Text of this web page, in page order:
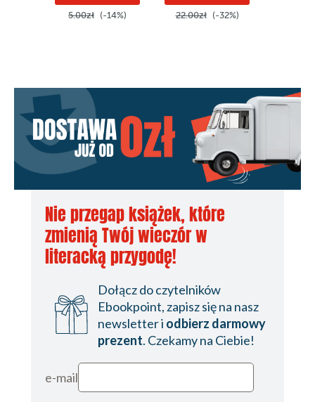
5.00zł (-14%) 22.00zł (-32%)
Nie przegap książek, które
zmienią Twój wieczór w
literacką przygodę!
Dołącz do czytelników
Ebookpoint, zapisz się na nasz
newsletter i odbierz darmowy
prezent. Czekamy na Ciebie!
e-mail